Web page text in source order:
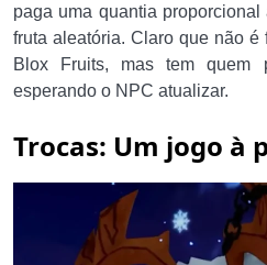
paga uma quantia
fruta aleatória. Claro que não
Blox Fruits, mas tem quem
esperando o NPC atualizar.
Trocas: Um jogo à